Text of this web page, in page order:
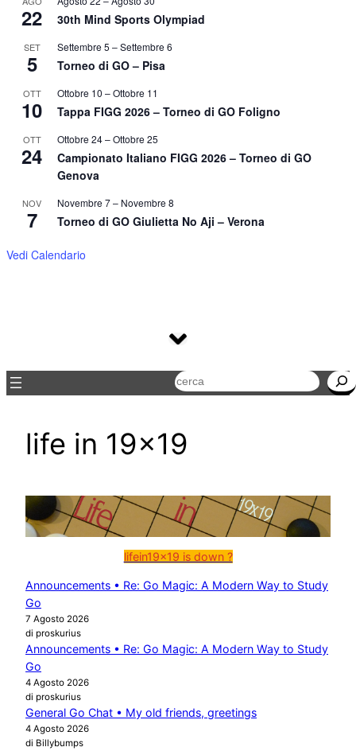
22 30th Mind Sports Olympiad
SET
5
Settembre 5 –Settembre 6
Torneo di GO – Pisa
OTT
10
Ottobre 10 –Ottobre 11
Tappa FIGG 2026 – Torneo di GO Foligno
OTT
24
Ottobre 24–Ottobre 25
Campionato Italiano FIGG 2026 – Torneo di GO
Genova
NOV
7
Novembre 7– Novembre 8
Torneo di GO Giulietta No Aji – Verona
Vedi Calendario
Cerca
life in 19×19
lifein19x19 is down ?
Announcements • Re: Go Magic: A Modern Way to Study
Go
7 Agosto 2026
di proskurius
Announcements • Re: Go Magic: A Modern Way to Study
Go
4 Agosto 2026
di proskurius
General Go Chat • My old friends, greetings
4 Agosto 2026
di Billybumps